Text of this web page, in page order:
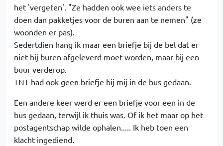
het 'vergeten'. "Ze hadden ook wee iets anders te
doen dan pakketjes voor de buren aan te nemen" (ze
woonden er pas).
Sedertdien hang ik maar een briefje bij de bel dat er
niet bij buren afgeleverd moet worden, maar bij een
buur verderop.
TNT had ook geen briefje bij mij in de bus gedaan.
Een andere keer werd er een briefje voor een in de
bus gedaan, terwijl ik thuis was. Of ik het maar op het
postagentschap wilde ophalen..... Ik heb toen een
klacht ingediend.